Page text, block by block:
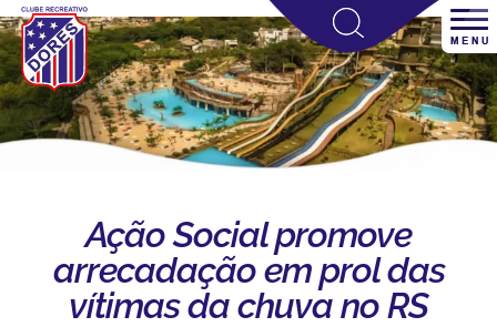
Ação Social promove
arrecadação em prol das
vítimas da chuva no RS